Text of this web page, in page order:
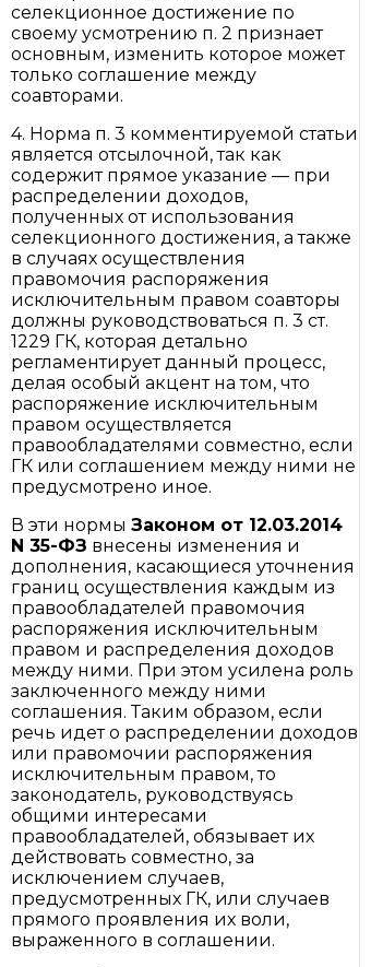
селекционное достижение по
своему усмотрению п. 2 признает
основным, изменить которое может
только соглашение между
соавторами.
4. Норма п. 3 комментируемой статьи
является отсылочной, так как
содержит прямое указание — при
распределении доходов,
полученных от использования
селекционного достижения, а также
в случаях осуществления
правомочия распоряжения
исключительным правом соавторы
должны руководствоваться п. 3 ст.
1229 ГК, которая детально
регламентирует данный процесс,
делая особый акцент на том, что
распоряжение исключительным
правом осуществляется
правообладателями совместно, если
ГК или соглашением между ними не
предусмотрено иное.
В эти нормы Законом от 12.03.2014
N 35-ФЗ внесены изменения и
дополнения, касающиеся уточнения
границ осуществления каждым из
правообладателей правомочия
распоряжения исключительным
правом и распределения доходов
между ними. При этом усилена роль
заключенного между ними
соглашения. Таким образом, если
речь идет о распределении доходов
или правомочии распоряжения
исключительным правом, то
законодатель, руководствуясь
общими интересами
правообладателей, обязывает их
действовать совместно, за
исключением случаев,
предусмотренных ГК, или случаев
прямого проявления их воли,
выраженного в соглашении.